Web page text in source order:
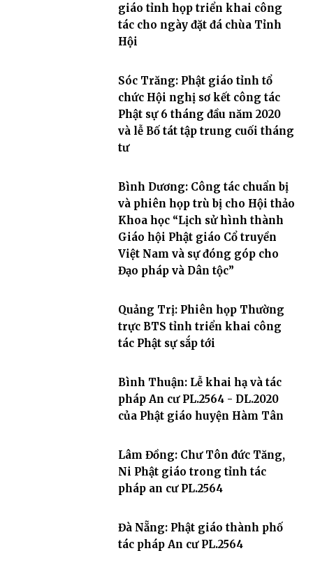
giáo tỉnh họp triển khai công
tác cho ngày đặt đá chùa Tỉnh
Hội
Sóc Trăng: Phật giáo tỉnh tổ
chức Hội nghị sơ kết công tác
Phật sự 6 tháng đầu năm 2020
và lễ Bố tát tập trung cuối tháng
tư
Bình Dương: Công tác chuẩn bị
và phiên họp trù bị cho Hội thảo
Khoa học “Lịch sử hình thành
Giáo hội Phật giáo Cổ truyền
Việt Nam và sự đóng góp cho
Đạo pháp và Dân tộc”
Quảng Trị: Phiên họp Thường
trực BTS tỉnh triển khai công
tác Phật sự sắp tới
Bình Thuận: Lễ khai hạ và tác
pháp An cư PL.2564 - DL.2020
của Phật giáo huyện Hàm Tân
Lâm Đồng: Chư Tôn đức Tăng,
Ni Phật giáo trong tỉnh tác
pháp an cư PL.2564
Đà Nẵng: Phật giáo thành phố
tác pháp An cư PL.2564